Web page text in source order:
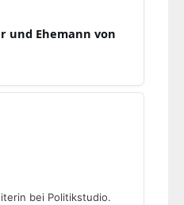
und Ehemann von
bei Politikstudio.